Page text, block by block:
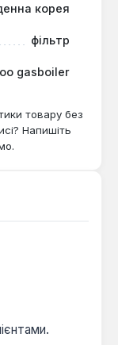
та
в
підтримки
водою або
корея
фільтр
gasboiler
товару без
Напишіть